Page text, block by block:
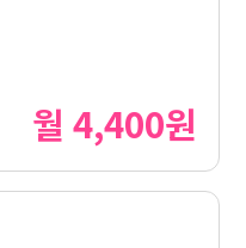
월 4,400원